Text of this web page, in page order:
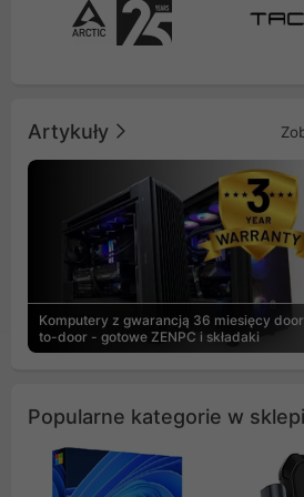
Artykuły
Komputery z gwarancją 36 miesięcy
to-door - gotowe ZENPC i składaki
Popularne kategorie w